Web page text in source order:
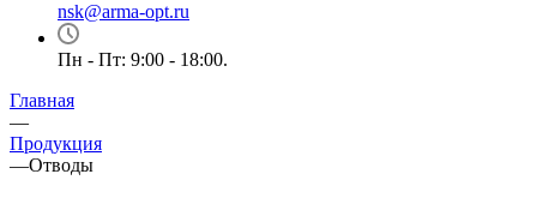
nsk@arma-opt.ru
Пн - Пт: 9:00 - 18:00.
Главная
—
Продукция
—Отводы